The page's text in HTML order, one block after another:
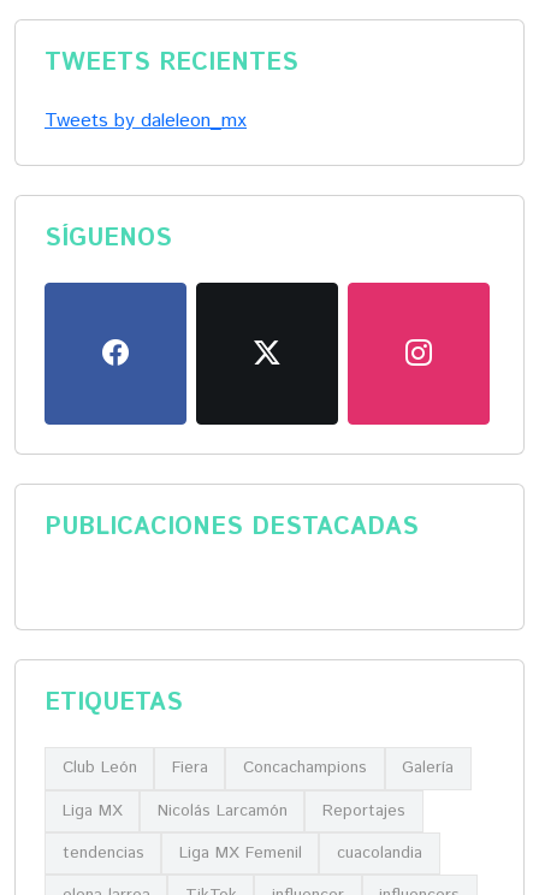
TWEETS RECIENTES
Tweets by daleleon_mx
SÍGUENOS
PUBLICACIONES DESTACADAS
ETIQUETAS
Club León Fiera Concachampions
Galería
Liga MX
Nicolás Larcamón
Reportajes
tendencias
Liga MX Femenil
cuacolandia